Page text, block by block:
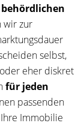
behördlichen
wir zur
selbst,
eher diskret
für jeden
passenden
Immobilie